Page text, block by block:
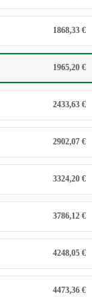
1868,33 €
1965,20 €
2433,63 €
2902,07 €
3324,20 €
3786,12 €
4248,05 €
4473,36 €